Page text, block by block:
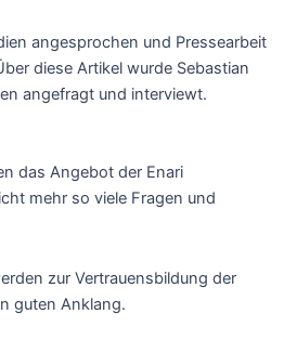
angesprochen und Pressearbeit
diese Artikel wurde Sebastian
angefragt und interviewt.
das Angebot der Enari
mehr so viele Fragen und
zur Vertrauensbildung der
guten Anklang.